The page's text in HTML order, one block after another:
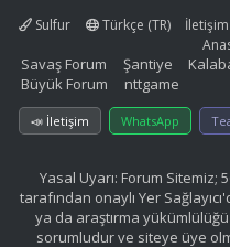
Sulfur
Türkçe (TR) İletişim
Savaş Forum Şantiye
Büyük Forum
nttgame
📣 İletişim WhatsApp
Yasal Uyarı: Forum Sitemiz;
tarafından onaylı Yer
ya da araştırma
sorumludur ve siteye üye